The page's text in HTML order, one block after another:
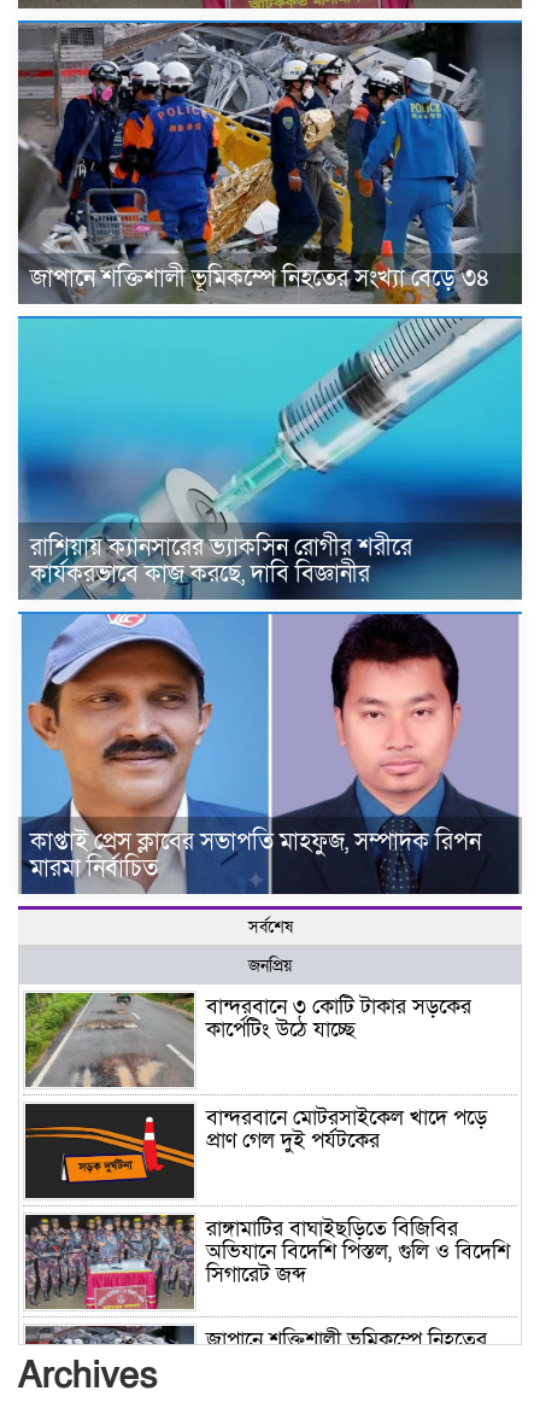
জাপানে শক্তিশালী ভূমিকম্পে নিহতের সংখ্যা বেড়ে ৩৪
রাশিয়ায় ক্যানসারের ভ্যাকসিন রোগীর শরীরে
কার্যকরভাবে কাজ করছে, দাবি বিজ্ঞানীর
কাপ্তাই প্রেস ক্লাবের সভাপতি মাহফুজ, সম্পাদক রিপন
মারমা নির্বাচিত
সর্বশেষ
জনপ্রিয়
বান্দরবানে ৩ কোটি টাকার সড়কের
কার্পেটিং উঠে যাচ্ছে
বান্দরবানে মোটরসাইকেল খাদে পড়ে
প্রাণ গেল দুই পর্যটকের
রাঙ্গামাটির বাঘাইছড়িতে বিজিবির
অভিযানে বিদেশি পিস্তল, গুলি ও বিদেশি
সিগারেট জব্দ
জাপানে শক্তিশালী ভূমিকম্পে নিহতের
Archives